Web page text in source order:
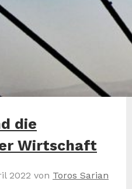
die
Wirtschaft
2022 von Toros Sarian